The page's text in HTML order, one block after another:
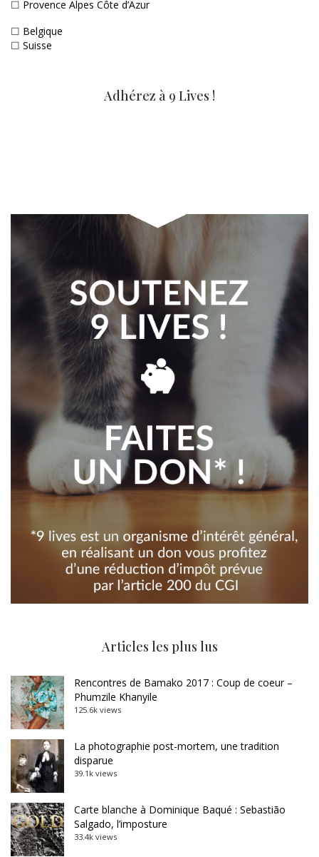
☐ Provence Alpes Côte d’Azur
☐ Belgique
☐ Suisse
Adhérez à 9 Lives !
Articles les plus lus
Rencontres de Bamako 2017 : Coup de coeur –
Phumzile Khanyile
125.6k views
La photographie post-mortem, une tradition
disparue
39.1k views
Carte blanche à Dominique Baqué : Sebastião
Salgado, l’imposture
33.4k views